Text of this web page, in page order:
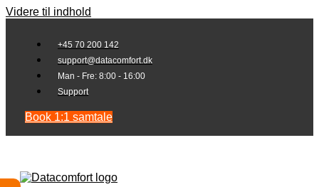
Videre til indhold
+45 70 200 142
support@datacomfort.dk
Man - Fre: 8:00 - 16:00
Support
Book 1:1 samtale